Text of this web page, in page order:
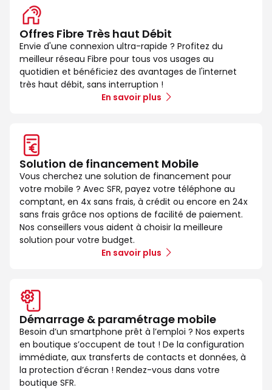
Offres Fibre Très haut Débit
Envie d'une connexion ultra-rapide ? Profitez du
meilleur réseau Fibre pour tous vos usages au
quotidien et bénéficiez des avantages de l'internet
très haut débit, sans interruption !
En savoir plus
Solution de financement Mobile
Vous cherchez une solution de financement pour
votre mobile ? Avec SFR, payez votre téléphone au
comptant, en 4x sans frais, à crédit ou encore en 24x
sans frais grâce nos options de facilité de paiement.
Nos conseillers vous aident à choisir la meilleure
solution pour votre budget.
En savoir plus
Démarrage & paramétrage mobile
Besoin d’un smartphone prêt à l’emploi ? Nos experts
en boutique s’occupent de tout ! De la configuration
immédiate, aux transferts de contacts et données, à
la protection d’écran ! Rendez-vous dans votre
boutique SFR.